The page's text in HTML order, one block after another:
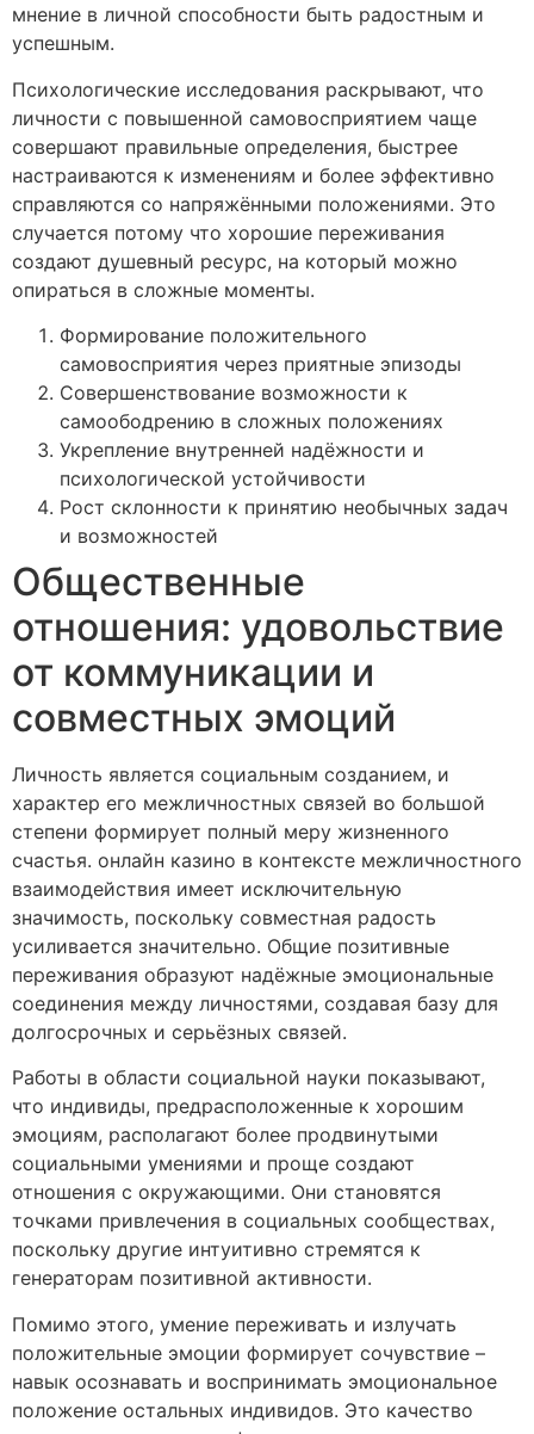
мнение в личной способности быть радостным и
успешным.
Психологические исследования раскрывают, что
личности с повышенной самовосприятием чаще
совершают правильные определения, быстрее
настраиваются к изменениям и более эффективно
справляются со напряжёнными положениями. Это
случается потому что хорошие переживания
создают душевный ресурс, на который можно
опираться в сложные моменты.
Формирование положительного
самовосприятия через приятные эпизоды
Совершенствование возможности к
самоободрению в сложных положениях
Укрепление внутренней надёжности и
психологической устойчивости
Рост склонности к принятию необычных задач
и возможностей
Общественные
отношения: удовольствие
от коммуникации и
совместных эмоций
Личность является социальным созданием, и
характер его межличностных связей во большой
степени формирует полный меру жизненного
счастья. онлайн казино в контексте межличностного
взаимодействия имеет исключительную
значимость, поскольку совместная радость
усиливается значительно. Общие позитивные
переживания образуют надёжные эмоциональные
соединения между личностями, создавая базу для
долгосрочных и серьёзных связей.
Работы в области социальной науки показывают,
что индивиды, предрасположенные к хорошим
эмоциям, располагают более продвинутыми
социальными умениями и проще создают
отношения с окружающими. Они становятся
точками привлечения в социальных сообществах,
поскольку другие интуитивно стремятся к
генераторам позитивной активности.
Помимо этого, умение переживать и излучать
положительные эмоции формирует сочувствие –
навык осознавать и воспринимать эмоциональное
положение остальных индивидов. Это качество